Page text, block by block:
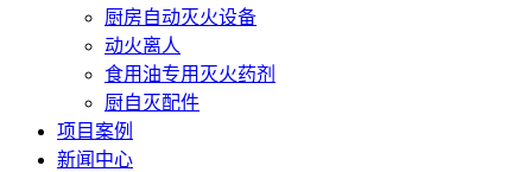
厨房自动灭火设备
动火离人
食用油专用灭火药剂
厨自灭配件
项目案例
新闻中心